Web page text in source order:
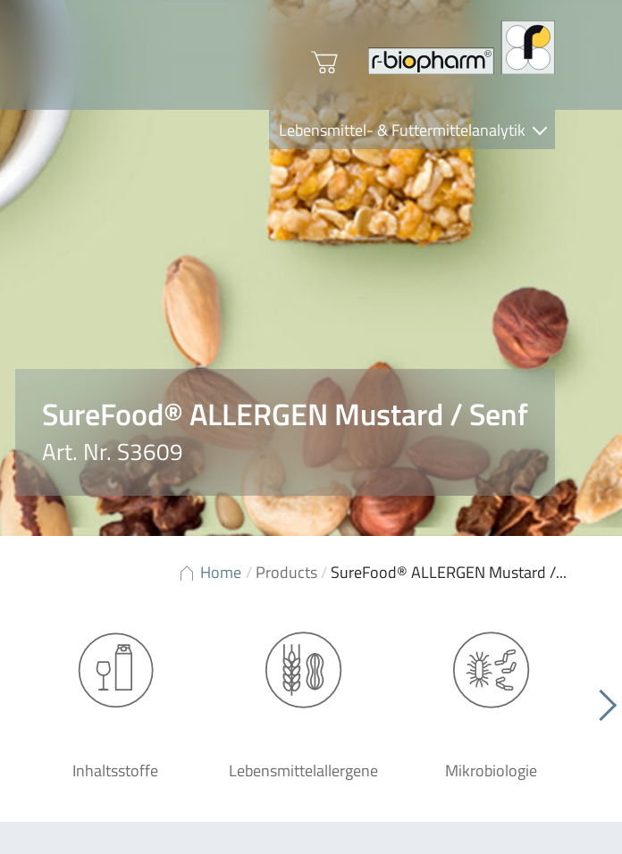
Lebensmittel- & Futtermittelanalytik
Clinical Diagnostics
R-Biopharm AG
Nutrition Care
SureFood® ALLERGEN Mustard / Senf
Art. Nr. S3609
Home /Products/SureFood® ALLERGEN Mustard /...
Inhaltsstoffe Lebensmittelallergene Mikrobiologie